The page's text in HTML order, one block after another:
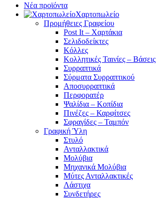
Νέα προϊόντα
Χαρτοπωλείο
Προμήθειες Γραφείου
Post It – Χαρτάκια
Σελιδοδείκτες
Κόλλες
Κολλητικές Ταινίες – Βάσεις
Συρραπτικά
Σύρματα Συρραπτικού
Αποσυρραπτικά
Περφορατέρ
Ψαλίδια – Κοπίδια
Πινέζες – Καρφίτσες
Σφραγίδες – Ταμπόν
Γραφική Ύλη
Στυλό
Ανταλλακτικά
Μολύβια
Μηχανικά Μολύβια
Μύτες Ανταλλακτικές
Λάστιχα
Συνδετήρες